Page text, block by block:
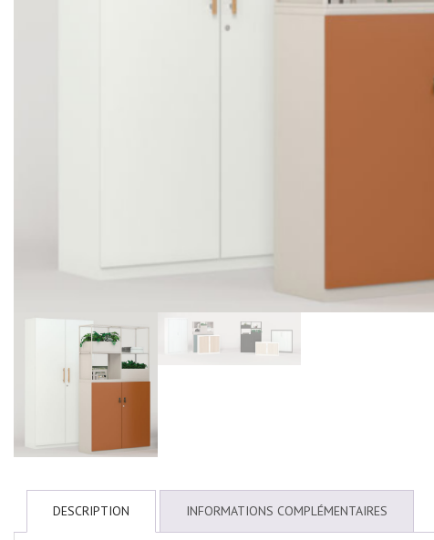
DESCRIPTION INFORMATIONS COMPLÉMENTAIRES